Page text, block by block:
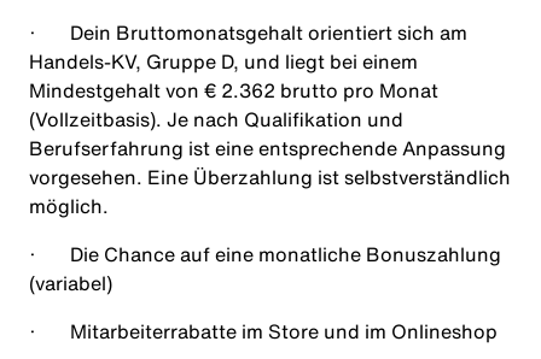
· Dein Bruttomonatsgehalt orientiert sich am
Handels-KV, Gruppe D, und liegt bei einem
Mindestgehalt von € 2.362 brutto pro Monat
(Vollzeitbasis). Je nach Qualifikation und
Berufserfahrung ist eine entsprechende Anpassung
vorgesehen. Eine Überzahlung ist selbstverständlich
möglich.
· Die Chance auf eine monatliche Bonuszahlung
(variabel)
· Mitarbeiterrabatte im Store und im Onlineshop